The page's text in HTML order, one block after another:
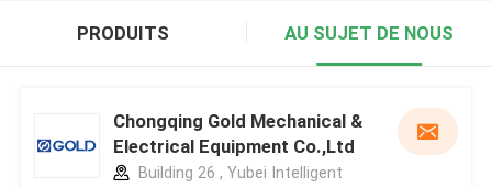
PRODUITS AU SUJET DE NOUS
Chongqing Gold Mechanical &
Electrical Equipment Co.,Ltd
Building 26 , Yubei Intelligent